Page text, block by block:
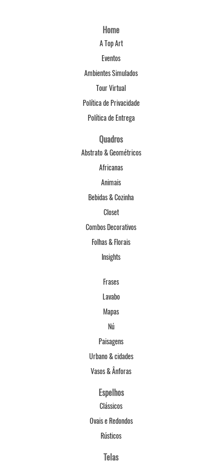
Home
A Top Art
Eventos
Ambientes Simulados
Tour Virtual
Política de Privacidade
Política de Entrega
Quadros
Abstrato & Geométricos
Africanas
Animais
Bebidas & Cozinha
Closet
Combos Decorativos
Folhas & Florais
Insights
Frases
Lavabo
Mapas
Nú
Paisagens
Urbano & cidades
Vasos & Ânforas
Espelhos
Clássicos
Ovais e Redondos
Rústicos
Telas